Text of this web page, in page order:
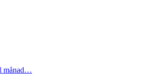
månad…